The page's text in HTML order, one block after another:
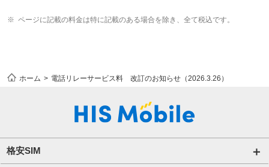
ページに記載の料金は特に記載のある場合を除き、全て税込です。
ホーム 電話リレーサービス料 改訂のお知らせ（2026.3.26）
格安SIM